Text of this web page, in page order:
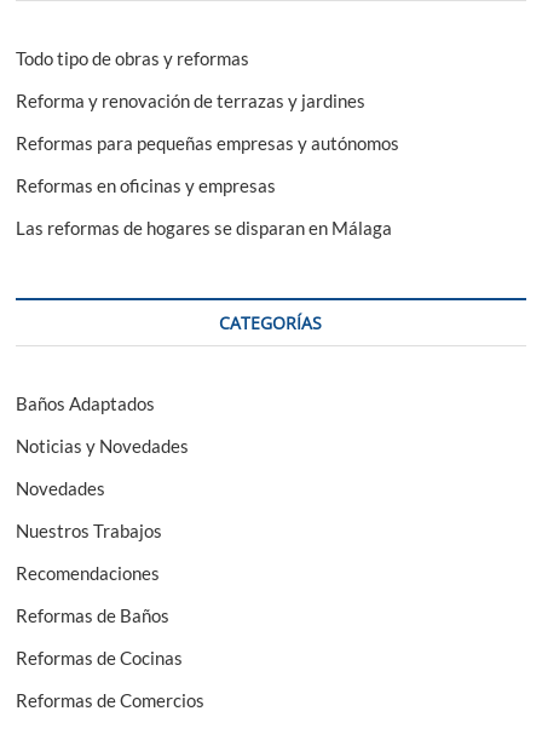
de
Todo tipo de obras y reformas
Reforma y renovación de terrazas y jardines
Reformas para pequeñas empresas y autónomos
Reformas en oficinas y empresas
Las reformas de hogares se disparan en Málaga
CATEGORÍAS
Baños Adaptados
Noticias y Novedades
Novedades
Nuestros Trabajos
Recomendaciones
Reformas de Baños
Reformas de Cocinas
Reformas de Comercios